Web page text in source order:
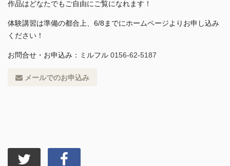
作品はどなたでもご自由にご覧になれます！
体験講習は準備の都合上、6/8までにホームページよりお申し込み
ください！
お問合せ・お申込み：ミルフル 0156-62-5187
メールでのお申込み